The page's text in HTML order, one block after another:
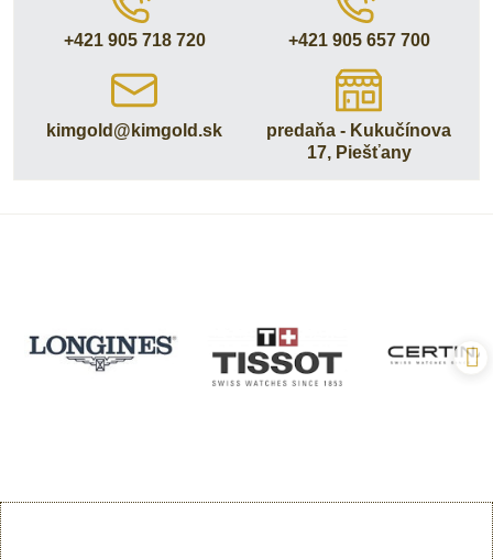
+421 905 718 720 +421 905 657 700
kimgold​@kimgold​.sk
predaňa - Kukučínova
17, Piešťany